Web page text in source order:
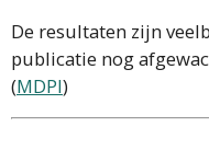
De resultaten zijn
publicatie nog
(MDPI)